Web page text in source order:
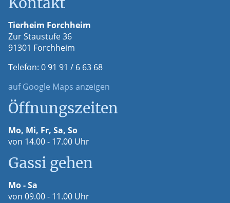
Tierheim Forchheim
Zur Staustufe 36
91301 Forchheim
Telefon: 0 91 91 / 6 63 68
auf Google Maps anzeigen
Öffnungszeiten
Mo, Mi, Fr, Sa, So
von 14.00 - 17.00 Uhr
Gassi gehen
Mo - Sa
von 09.00 - 11.00 Uhr